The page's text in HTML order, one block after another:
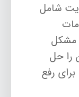
شامل
مشکل
را حل
رفع